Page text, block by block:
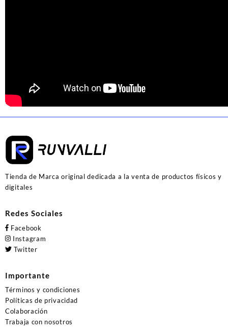
Tienda de Marca original dedicada a la venta de productos físicos y
digitales
Redes Sociales
Facebook
Instagram
Twitter
Importante
Términos y condiciones
Políticas de privacidad
Colaboración
Trabaja con nosotros